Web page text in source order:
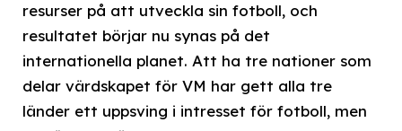
resurser på att utveckla sin fotboll, och
resultatet börjar nu synas på det
internationella planet. Att ha tre nationer som
delar värdskapet för VM har gett alla tre
länder ett uppsving i intresset för fotboll, men